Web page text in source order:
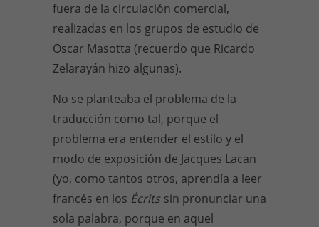
fuera de la circulación comercial,
realizadas en los grupos de estudio de
Oscar Masotta (recuerdo que Ricardo
Zelarayán hizo algunas).
No se planteaba el problema de la
traducción como tal, porque el
problema era entender el estilo y el
modo de exposición de Jacques Lacan
(yo, como tantos otros, aprendía a leer
francés en los Écrits sin pronunciar una
sola palabra, porque en aquel